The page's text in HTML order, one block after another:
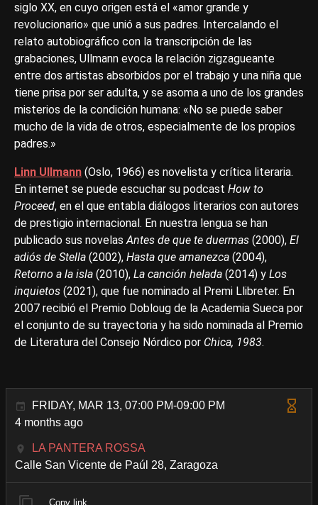
siglo XX, en cuyo origen está el «amor grande y
revolucionario» que unió a sus padres. Intercalando el
relato autobiográfico con la transcripción de las
grabaciones, Ullmann evoca la relación zigzagueante
entre dos artistas absorbidos por el trabajo y una niña que
tiene prisa por ser adulta, y se asoma a uno de los grandes
misterios de la condición humana: «No se puede saber
mucho de la vida de otros, especialmente de los propios
padres.»
Linn Ullmann (Oslo, 1966) es novelista y crítica literaria.
En internet se puede escuchar su podcast How to
Proceed, en el que entabla diálogos literarios con autores
de prestigio internacional. En nuestra lengua se han
publicado sus novelasAntes de que te duermas (2000), El
adiós de Stella (2002), Hasta que amanezca (2004),
Retorno a la isla (2010), La canción helada (2014) y Los
inquietos (2021), que fue nominado al Premi Llibreter. En
2007 recibió el Premio Dobloug de la Academia Sueca por
el conjunto de su trayectoria y ha sido nominada al Premio
de Literatura del Consejo Nórdico por Chica, 1983.
FRIDAY, MAR 13, 07:00 PM-09:00 PM
4 months ago
LA PANTERA ROSSA
Calle San Vicente de Paúl 28, Zaragoza
Copy link